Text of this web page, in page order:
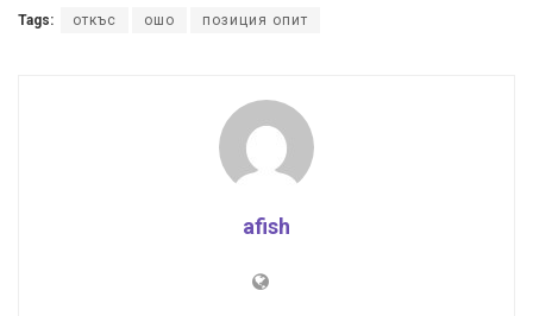
Tags: откъс ошо позиция опит
afish